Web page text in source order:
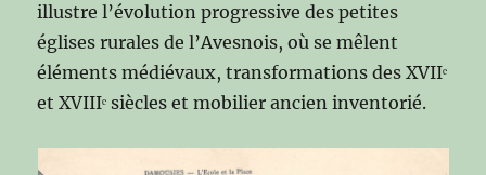
illustre l’évolution progressive des petites
églises rurales de l’Avesnois, où se mêlent
éléments médiévaux, transformations des XVIIᵉ
et XVIIIᵉ siècles et mobilier ancien inventorié.